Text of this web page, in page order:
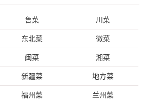
鲁菜 川菜
东北菜 徽菜
闽菜 湘菜
新疆菜 地方菜
福州菜 兰州菜